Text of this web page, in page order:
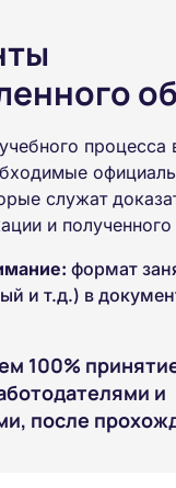
процесса
служат
и
формат
и т.д.) в
100%
и
после